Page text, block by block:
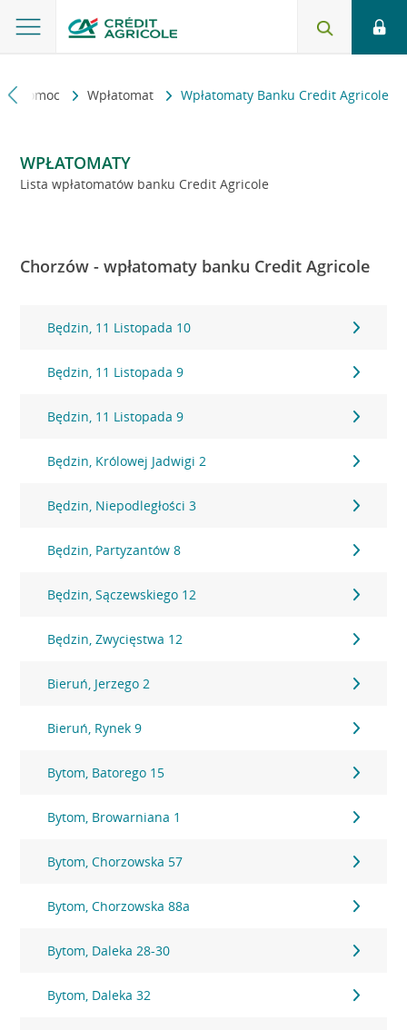
i pomoc Wpłatomat Wpłatomaty Banku Credit Agricole
WPŁATOMATY
Lista wpłatomatów banku Credit Agricole
Chorzów - wpłatomaty banku Credit Agricole
Będzin, 11 Listopada 10
Będzin, 11 Listopada 9
Będzin, 11 Listopada 9
Będzin, Królowej Jadwigi 2
Będzin, Niepodległości 3
Będzin, Partyzantów 8
Będzin, Sączewskiego 12
Będzin, Zwycięstwa 12
Bieruń, Jerzego 2
Bieruń, Rynek 9
Bytom, Batorego 15
Bytom, Browarniana 1
Bytom, Chorzowska 57
Bytom, Chorzowska 88a
Bytom, Daleka 28-30
Bytom, Daleka 32